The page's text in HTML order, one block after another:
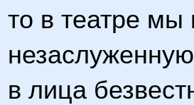
то в театре
в лица